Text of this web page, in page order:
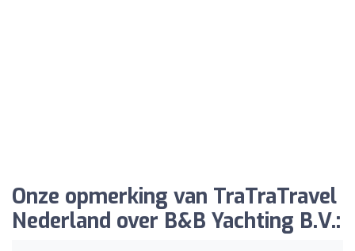
Onze opmerking van TraTraTravel
Nederland over B&B Yachting B.V.: